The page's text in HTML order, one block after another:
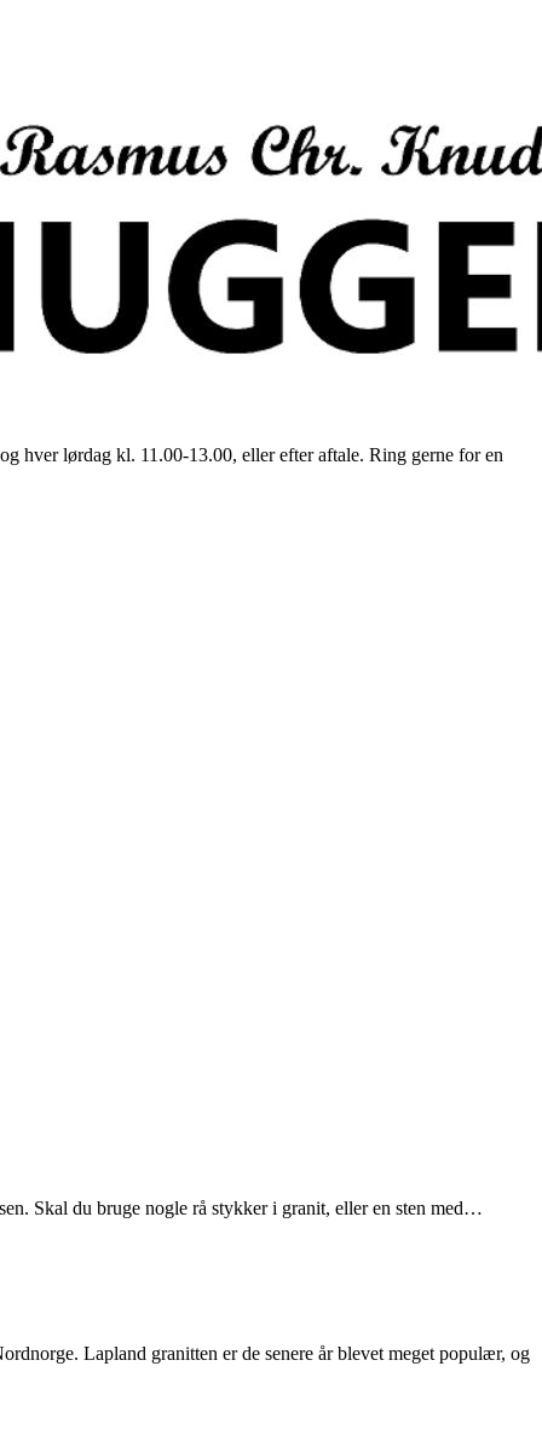
hver lørdag kl. 11.00-13.00, eller efter aftale. Ring gerne for en
Skal du bruge nogle rå stykker i granit, eller en sten med…
Lapland granitten er de senere år blevet meget populær, og